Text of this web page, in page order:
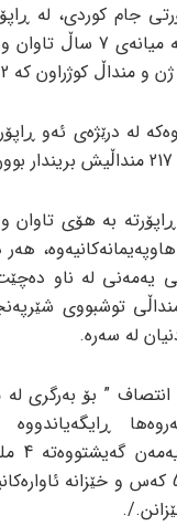
جام کوردی، لە
بە هۆی تاوان و
هەر
یەمەنی لە ناو
توشبووی
لە سەرە.
” بۆ بەرگری لە
هەزار و 558 کەس و خێزانە